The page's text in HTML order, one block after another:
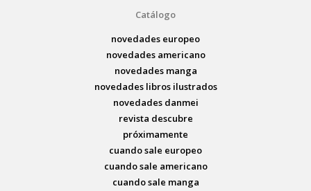
Catálogo
novedades europeo
novedades americano
novedades manga
novedades libros ilustrados
novedades danmei
revista descubre
próximamente
cuando sale europeo
cuando sale americano
cuando sale manga